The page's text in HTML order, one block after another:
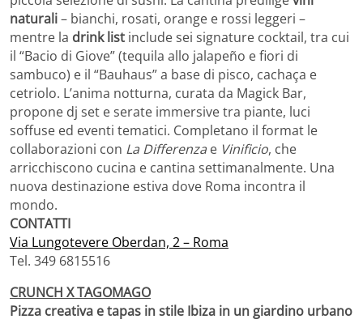
naturali– bianchi, rosati, orange e rossi leggeri –
mentre la drink list include sei signature cocktail, tra cui
il “Bacio di Giove” (tequila allo jalapeño e fiori di
sambuco) e il “Bauhaus” a base di pisco, cachaça e
cetriolo. L’anima notturna, curata da Magick Bar,
propone dj set e serate immersive tra piante, luci
soffuse ed eventi tematici. Completano il format le
collaborazioni con La Differenza e Vinificio, che
arricchiscono cucina e cantina settimanalmente. Una
nuova destinazione estiva dove Roma incontra il
mondo.
CONTATTI
Via Lungotevere Oberdan, 2 – Roma
Tel. 349 6815516
CRUNCH X TAGOMAGO
Pizza creativa e tapas in stile Ibiza in un giardino urbano